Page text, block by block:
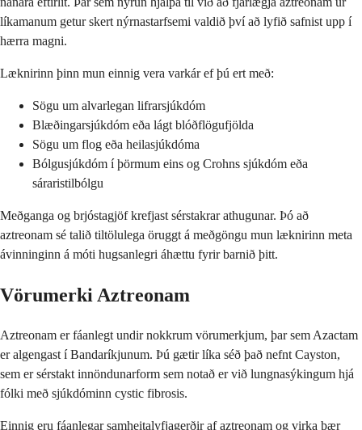
líkamanum getur skert nýrnastarfsemi valdið því að lyfið safnist upp í
hærra magni.
Læknirinn þinn mun einnig vera varkár ef þú ert með:
Sögu um alvarlegan lifrarsjúkdóm
Blæðingarsjúkdóm eða lágt blóðflögufjölda
Sögu um flog eða heilasjúkdóma
Bólgusjúkdóm í þörmum eins og Crohns sjúkdóm eða
sáraristilbólgu
Meðganga og brjóstagjöf krefjast sérstakrar athugunar. Þó að
aztreonam sé talið tiltölulega öruggt á meðgöngu mun læknirinn meta
ávinninginn á móti hugsanlegri áhættu fyrir barnið þitt.
Vörumerki Aztreonam
Aztreonam er fáanlegt undir nokkrum vörumerkjum, þar sem Azactam
er algengast í Bandaríkjunum. Þú gætir líka séð það nefnt Cayston,
sem er sérstakt innöndunarform sem notað er við lungnasýkingum hjá
fólki með sjúkdóminn cystic fibrosis.
Einnig eru fáanlegar samheitalyfjagerðir af aztreonam og virka þær